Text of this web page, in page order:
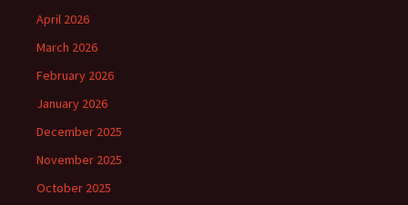
April 2026
March 2026
February 2026
January 2026
December 2025
November 2025
October 2025